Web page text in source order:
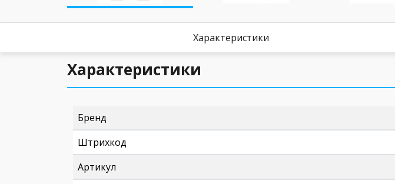
Характеристики
Характеристики
Бренд
Штрихкод
Артикул